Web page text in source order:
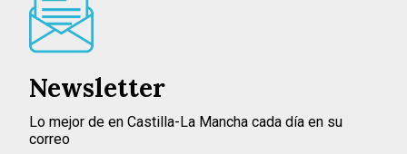
Newsletter
Lo mejor de en Castilla-La Mancha cada día en su
correo